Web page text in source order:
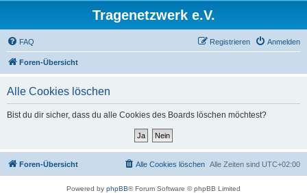
Tragenetzwerk e.V.
FAQ Anmelden
Registrieren
Foren-Übersicht
Alle Cookies löschen
Bist du dir sicher, dass du alle Cookies des Boards löschen möchtest?
Foren-Übersicht Alle Zeiten sind UTC+02:00
Alle Cookies löschen
Powered by phpBB® Forum Software © phpBB Limited